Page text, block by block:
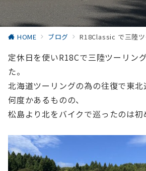
HOME ブログ R18Classic で三陸ツー
定休日を使いR18Cで三陸ツーリン
た。
北海道ツーリングの為の往復で東
何度かあるものの、
松島より北をバイクで巡ったのは初